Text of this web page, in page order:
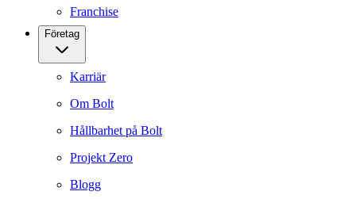
Franchise
Företag
Karriär
Om Bolt
Hållbarhet på Bolt
Projekt Zero
Blogg